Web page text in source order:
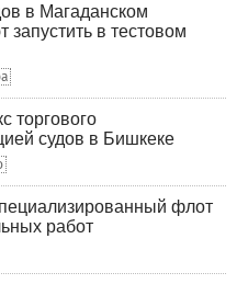
в Магаданском
в тестовом
торгового
судов в Бишкеке
флот
работ